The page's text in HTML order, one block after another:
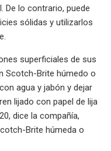
De lo contrario, puede
sólidas y utilizarlos
superficiales de sus
Scotch-Brite húmedo o
agua y jabón y dejar
lijado con papel de lija
dice la compañía,
Brite húmeda o